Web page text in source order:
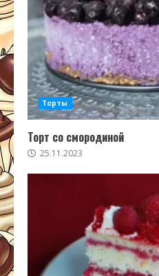
Торты
Торт со смородиной
25.11.2023